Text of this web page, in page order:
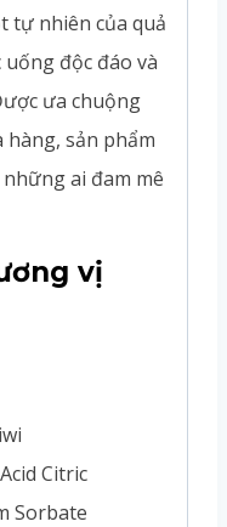
tự nhiên của quả
độc đáo và
ưa chuộng
hàng, sản phẩm
ai đam mê
vị
Citric
Sorbate